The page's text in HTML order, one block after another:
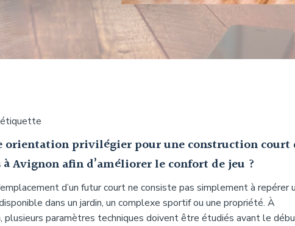
orientation privilégier pour une construction court
Avignon afin d’améliorer le confort de jeu ?
d’un futur court ne consiste pas simplement à repérer
dans un jardin, un complexe sportif ou une propriété. À
plusieurs paramètres techniques doivent être étudiés avant le